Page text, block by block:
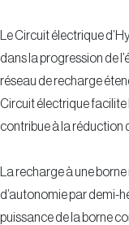
Le Circuit électrique
dans la progression de
réseau de recharge
Circuit électrique facilite
contribue à la réduction
La recharge à une
d’autonomie par demi-
puissance de la borne